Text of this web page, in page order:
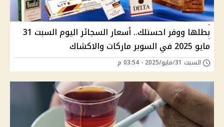
بطلها ووفر احسنلك.. أسعار السجائر اليوم السبت 31
مايو 2025 في السوبر ماركات والاكشاك
السبت 31/مايو/2025 - 03:54 م